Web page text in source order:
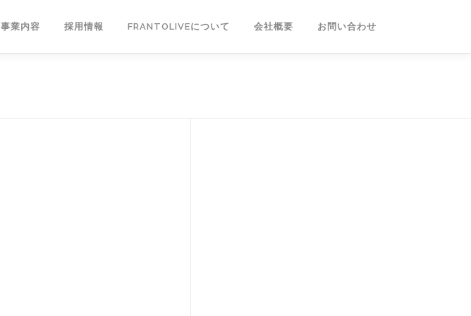
事業内容 採用情報 FRANTOLIVEについて 会社概要 お問い合わせ